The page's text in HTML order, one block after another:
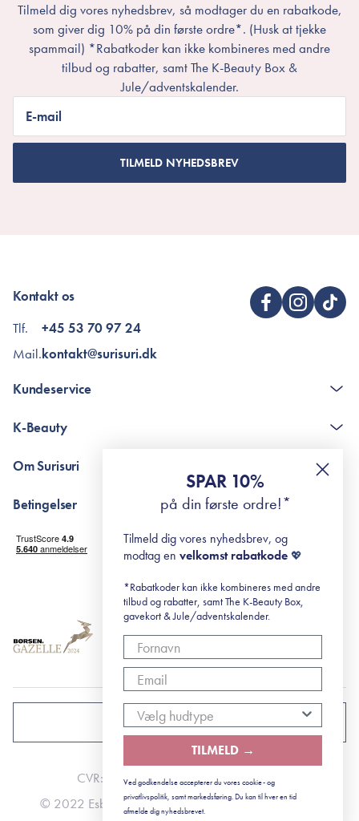
Tilmeld dig vores nyhedsbrev, så modtager du en rabatkode,
som giver dig 10% på din første ordre*. (Husk at tjekke
spammail) *Rabatkoder kan ikke kombineres med andre
tilbud og rabatter, samt The K-Beauty Box &
Jule/adventskalender.
E-mail
TILMELD NYHEDSBREV
Kontakt os
Tlf.
Mail.
+45 53 70 97 24
kontakt@surisuri.dk
Kundeservice
The K-Beauty Box - spørgsmål og svar
RE-ZIP
K-Beauty
Retinol for begyndere
surisuri's mini guide til rosacea
Om Surisuri
Black Friday
Betingelser
Levering og returnering
Handelsbetingelser
Abonnementsbetingelser
DANMARK
© 2022 Esbjerg - Storstrømsvej 42, 6715 Esbjerg N
CVR: 41492252
SPAR 10%
på din første ordre!*
Tilmeld dig vores nyhedsbrev, og
modtag en velkomst rabatkode 💖
*Rabatkoder kan ikke kombineres med andre
tilbud og rabatter, samt The K-Beauty Box,
gavekort & Jule/adventskalender.
TILMELD →
Ved godkendelse accepterer du vores cookie- og
privatlivspolitik, samt markedsføring. Du kan til hver en tid
afmelde dig nyhedsbrevet.